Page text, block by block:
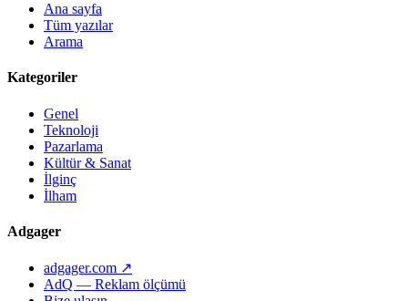
Ana sayfa
Tüm yazılar
Arama
Kategoriler
Genel
Teknoloji
Pazarlama
Kültür & Sanat
İlginç
İlham
Adgager
adgager.com ↗
AdQ — Reklam ölçümü